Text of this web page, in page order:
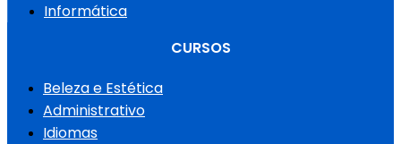
Informática
CURSOS
Beleza e Estética
Administrativo
Idiomas